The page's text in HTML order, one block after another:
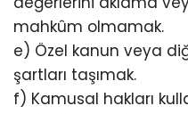
mahkûm olmamak.
e) Özel kanun veya
şartları taşımak.
f) Kamusal hakları